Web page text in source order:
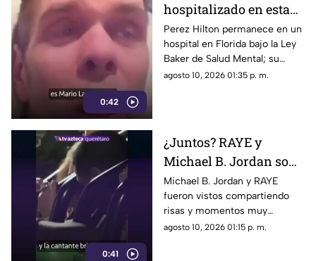
0:42
hospitalizado en estado
grave pero estable; esto
se sabe sobre su salud
Perez Hilton permanece en un
hospital en Florida bajo la Ley
Baker de Salud Mental; su
familia confirmó que su
agosto 10, 2026 01:35 p. m.
0:41
¿Juntos? RAYE y
Michael B. Jordan son
vistos en California y
encienden las alarmas
en el espectáculo
Michael B. Jordan y RAYE
fueron vistos compartiendo
risas y momentos muy
cercanos en un parque de
agosto 10, 2026 01:15 p. m.